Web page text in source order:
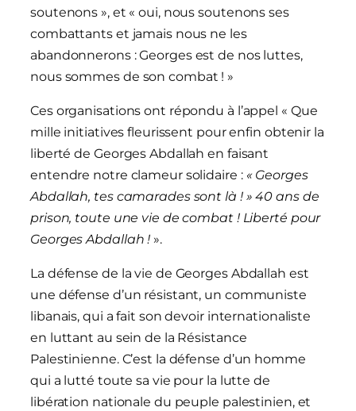
soutenons », et « oui, nous soutenons ses
combattants et jamais nous ne les
abandonnerons : Georges est de nos luttes,
nous sommes de son combat ! »
Ces organisations ont répondu à l’appel « Que
mille initiatives fleurissent pour enfin obtenir la
liberté de Georges Abdallah en faisant
entendre notre clameur solidaire : « Georges
Abdallah, tes camarades sont là ! » 40 ans de
prison, toute une vie de combat ! Liberté pour
Georges Abdallah !».
La défense de la vie de Georges Abdallah est
une défense d’un résistant, un communiste
libanais, qui a fait son devoir internationaliste
en luttant au sein de la Résistance
Palestinienne. C’est la défense d’un homme
qui a lutté toute sa vie pour la lutte de
libération nationale du peuple palestinien, et